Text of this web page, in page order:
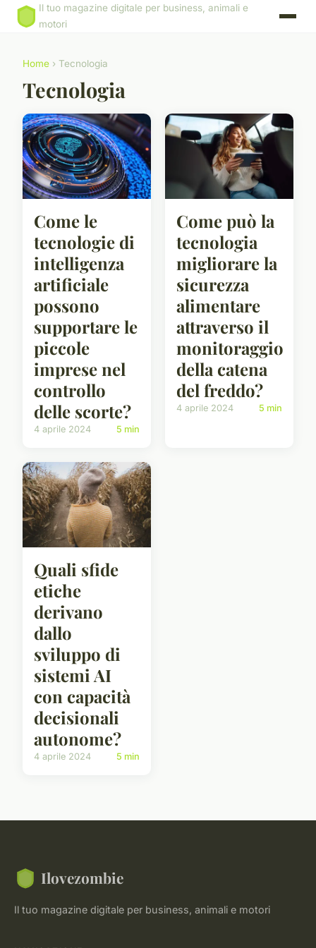
Il tuo magazine digitale per business, animali e
motori
Home › Tecnologia
Tecnologia
Come le
tecnologie di
intelligenza
artificiale
possono
supportare le
piccole
imprese nel
controllo
delle scorte?
4 aprile 2024 5 min
Come può la
tecnologia
migliorare la
sicurezza
alimentare
attraverso il
monitoraggio
della catena
del freddo?
4 aprile 2024 5 min
Quali sfide
etiche
derivano
dallo
sviluppo di
sistemi AI
con capacità
decisionali
autonome?
4 aprile 2024 5 min
Ilovezombie
Il tuo magazine digitale per business, animali e motori